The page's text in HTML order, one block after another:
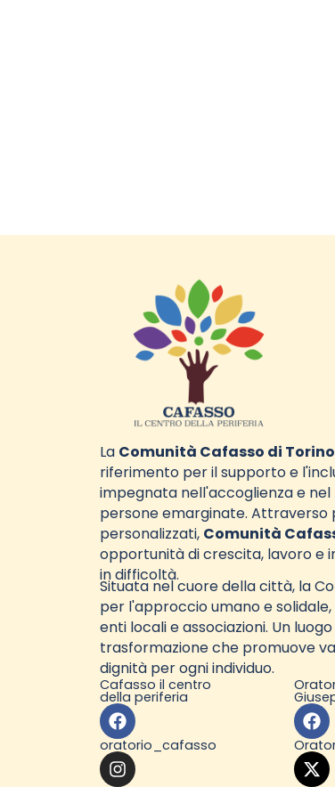
La Comunità Cafasso di Torino
riferimento per il supporto e
impegnata nell'accoglienza e
persone emarginate. Attraverso
personalizzati, Comunità
opportunità di crescita, lavoro e
in difficoltà.
Situata nel cuore della città, la
per l'approccio umano e
enti locali e associazioni. Un
trasformazione che promuove
dignità per ogni individuo.
Cafasso il centro
della periferia
oratorio_cafasso